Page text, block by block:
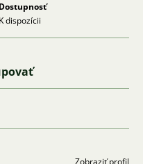
Dostupnosť
K dispozícii
Zobraziť profil